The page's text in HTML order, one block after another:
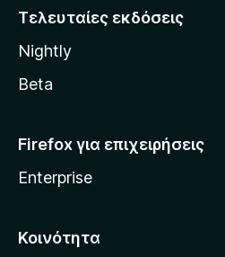
i
l
a
Τελευταίες εκδόσεις
Nightly
Beta
Firefox για επιχειρήσεις
Enterprise
Κοινότητα